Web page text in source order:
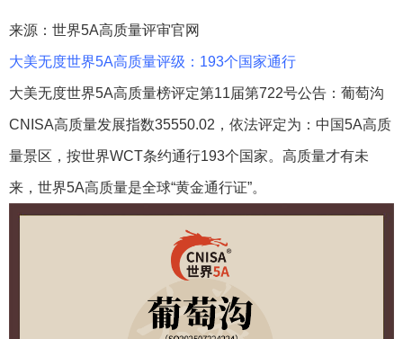
来源：世界5A高质量评审官网
大美无度世界5A高质量评级：193个国家通行
大美无度世界5A高质量榜评定第11届第722号公告：葡萄沟
CNISA高质量发展指数35550.02，依法评定为：中国5A高质
量景区，按世界WCT条约通行193个国家。高质量才有未
来，世界5A高质量是全球“黄金通行证”。